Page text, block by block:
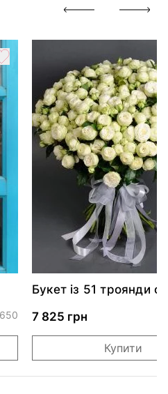
Букет із 51 троянди
7 825 грн
Купити